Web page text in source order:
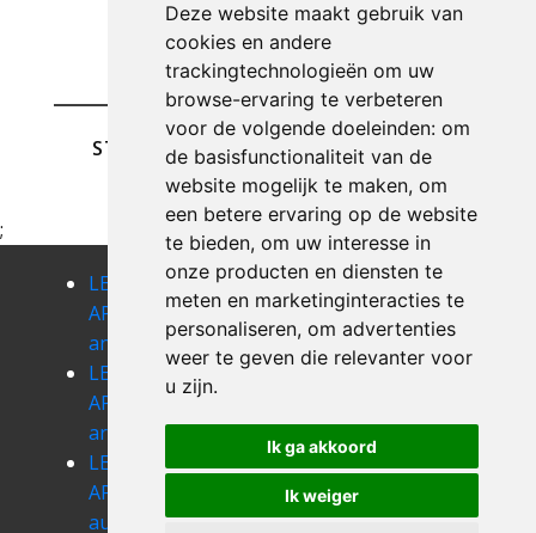
Deze website maakt gebruik van
cookies en andere
trackingtechnologieën om uw
browse-ervaring te verbeteren
voor de volgende doeleinden: om
de basisfunctionaliteit van de
website mogelijk te maken, om
een betere ervaring op de website
te bieden, om uw interesse in
onze producten en diensten te
meten en marketinginteracties te
personaliseren, om advertenties
weer te geven die relevanter voor
u zijn.
Ik ga akkoord
Ik weiger
STUREN
;
LEEGMAKEN
APPARTEMENT
anseremme
LEEGMAKEN
APPARTEMENT
anthee
LEEGMAKEN
APPARTEMENT
arbre
LEEGMAKEN
APPARTEMENT
arsimont
LEEGMAKEN
assesse
LEEGMAKEN
aublain
LEEGMAKEN
APPARTEMENT
auvelais
LEEGMAKEN
APPARTEMENT
ave-et-auffe
LEEGMAKEN
APPARTEMENT
bagimont